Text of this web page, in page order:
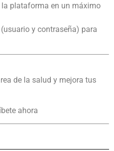
plataforma en un máximo
y contraseña) para
de la salud y mejora tus
ahora